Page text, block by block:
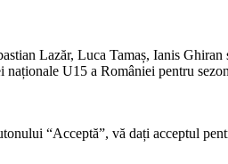
Lazăr, Luca Tamaș, Ianis Ghiran
U15 a României pentru
“Acceptă”, vă dați acceptul